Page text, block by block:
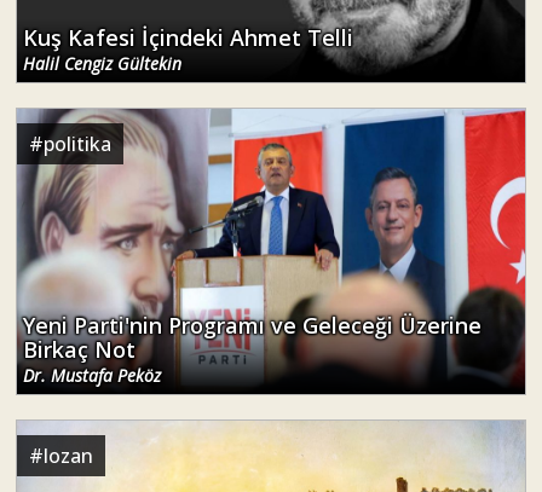
Kuş Kafesi İçindeki Ahmet Telli
Halil Cengiz Gültekin
#politika
Yeni Parti'nin Programı ve Geleceği Üzerine
Birkaç Not
Dr. Mustafa Peköz
#lozan